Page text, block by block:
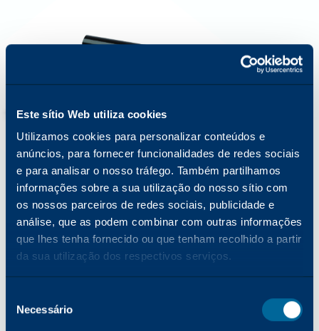
Este sítio Web utiliza cookies
Utilizamos cookies para personalizar conteúdos e
anúncios, para fornecer funcionalidades de redes sociais
e para analisar o nosso tráfego. Também partilhamos
informações sobre a sua utilização do nosso sítio com
os nossos parceiros de redes sociais, publicidade e
análise, que as podem combinar com outras informações
que lhes tenha fornecido ou que tenham recolhido a partir
da sua utilização dos respectivos serviços.
Necessário
SOLUÇÕES COMPLETAS PARA DESEMPENHO E
DURABILIDADE
Peças e Tambores
cuidado no desenvolvimento da sua ampla gama de
peças para copiadoras, impressoras e multifunções.